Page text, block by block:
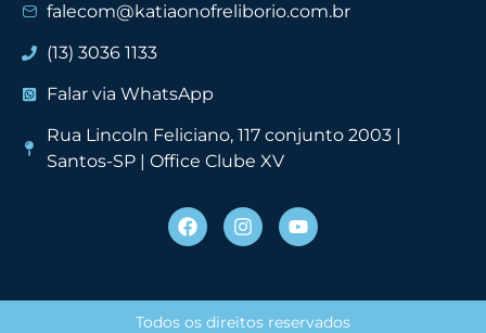
falecom@katiaonofreliborio.com.br
(13) 3036 1133
Falar via WhatsApp
Rua Lincoln Feliciano, 117 conjunto 2003 |
Santos-SP | Office Clube XV
Todos os direitos reservados